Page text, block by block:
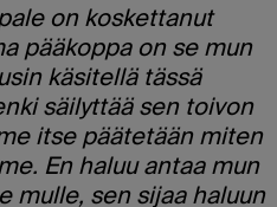
on koskettanut
pääkoppa on se mun
käsitellä tässä
säilyttää sen toivon
itse päätetään miten
En haluu antaa mun
mulle, sen sijaa haluun